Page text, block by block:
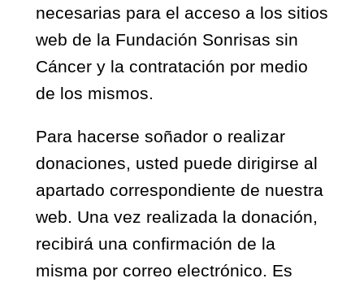
necesarias para el acceso a los sitios
web de la Fundación Sonrisas sin
Cáncer y la contratación por medio
de los mismos.
Para hacerse soñador o realizar
donaciones, usted puede dirigirse al
apartado correspondiente de nuestra
web. Una vez realizada la donación,
recibirá una confirmación de la
misma por correo electrónico. Es